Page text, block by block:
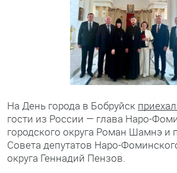
На День города в Бобруйск
гости из России — глава Наро-
городского округа Роман Шамнэ и
Совета депутатов Наро-
округа Геннадий Пензов.